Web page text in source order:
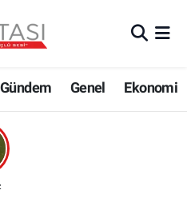
Gündem Genel Ekonomi
ve Fikstür